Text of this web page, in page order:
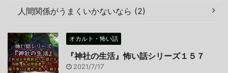
人間関係がうまくいかないなら (2)
オカルト・怖い話
『神社の生活』怖い話シリーズ１５７
2021/7/17